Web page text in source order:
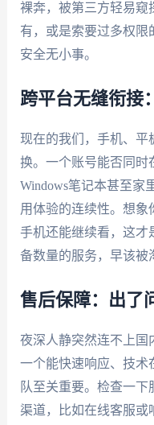
裸奔，被第三方轻易窥
有，或是索要过多权限
安全无小事。
跨平台无缝衔接
现在的我们，手机、平
换。一个账号能否同时
Windows笔记本甚至家
用体验的连续性。想象
手机还能继续看，这才
备数量的服务，早该被
售后保障：出了
夜深人静突然连不上国
一个能快速响应、技术
队至关重要。检查一
渠道，比如在线客服或